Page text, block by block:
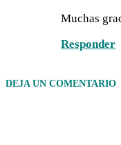
Muchas
Responder
DEJA UN COMENTARIO